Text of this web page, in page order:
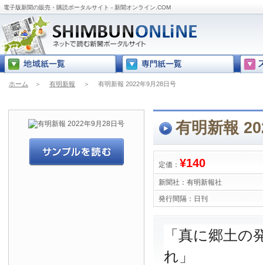
電子版新聞の販売・購読ポータルサイト - 新聞オンライン.COM
ホーム ＞ 有明新報 ＞ 有明新報 2022年9月28日号
有明新報
定価： ¥140
新聞社： 有明新報社
発行間隔： 日刊
「真に郷土の
れ」